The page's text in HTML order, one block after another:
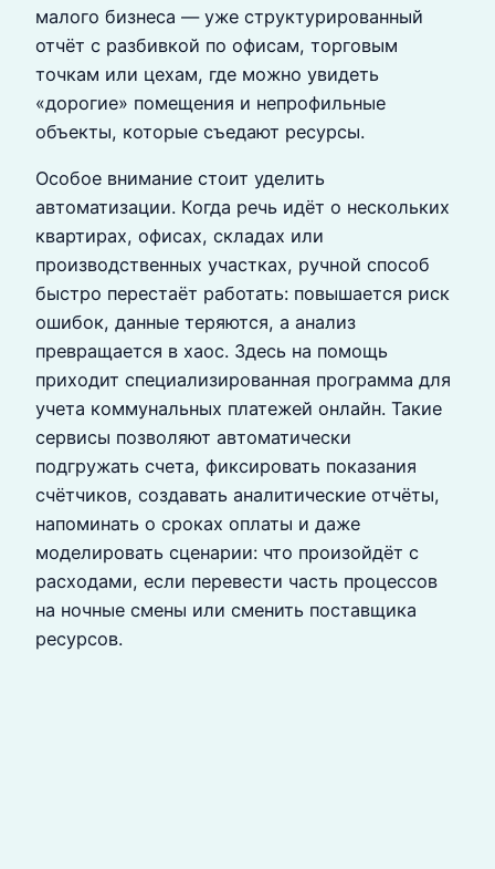
малого бизнеса — уже структурированный
отчёт с разбивкой по офисам, торговым
точкам или цехам, где можно увидеть
«дорогие» помещения и непрофильные
объекты, которые съедают ресурсы.
Особое внимание стоит уделить
автоматизации. Когда речь идёт о нескольких
квартирах, офисах, складах или
производственных участках, ручной способ
быстро перестаёт работать: повышается риск
ошибок, данные теряются, а анализ
превращается в хаос. Здесь на помощь
приходит специализированная программа для
учета коммунальных платежей онлайн. Такие
сервисы позволяют автоматически
подгружать счета, фиксировать показания
счётчиков, создавать аналитические отчёты,
напоминать о сроках оплаты и даже
моделировать сценарии: что произойдёт с
расходами, если перевести часть процессов
на ночные смены или сменить поставщика
ресурсов.